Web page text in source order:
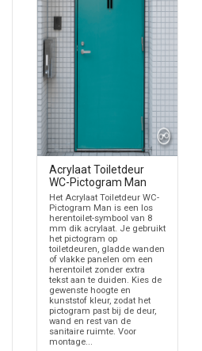
Acrylaat Toiletdeur
WC-Pictogram Man
Het Acrylaat Toiletdeur WC-
Pictogram Man is een los
herentoilet-symbool van 8
mm dik acrylaat. Je gebruikt
het pictogram op
toiletdeuren, gladde wanden
of vlakke panelen om een
herentoilet zonder extra
tekst aan te duiden. Kies de
gewenste hoogte en
kunststof kleur, zodat het
pictogram past bij de deur,
wand en rest van de
sanitaire ruimte. Voor
montage...